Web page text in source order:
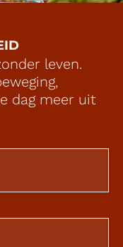
leven.
dag meer uit